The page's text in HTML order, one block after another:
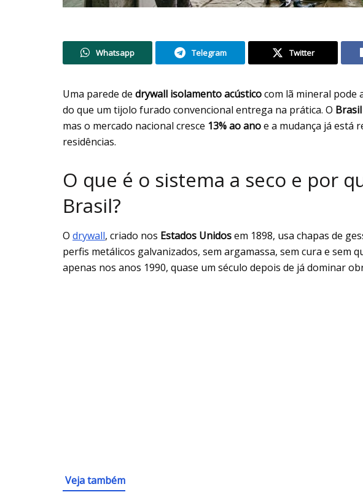
Whatsapp Telegram Twitter
Uma parede de drywall isolamento acústicocom lã mineral pode
do que um tijolo furado convencional entrega na prática. O Brasil
mas o mercado nacional cresce 13% ao anoe a mudança já está
residências.
O que é o sistema a seco e por
Brasil?
O drywall, criado nos Estados Unidosem 1898, usa chapas de
perfis metálicos galvanizados, sem argamassa, sem cura e sem
apenas nos anos 1990, quase um século depois de já dominar
Veja também